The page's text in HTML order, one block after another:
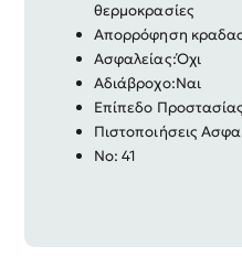
θερμοκρασίες
Απορρόφηση
Ασφαλείας:Όχι
Αδιάβροχο:Ναι
Επίπεδο
Πιστοποιήσεις
Νο: 41